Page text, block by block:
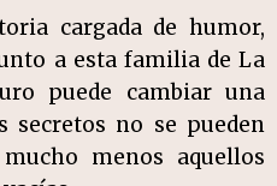
cargada de humor,
a esta familia de La
puede cambiar una
secretos no se pueden
menos aquellos